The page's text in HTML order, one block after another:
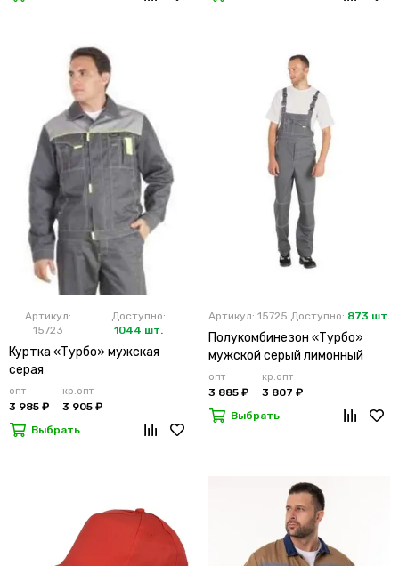
Артикул:
15723
Доступно:
1044 шт.
Куртка «Турбо» мужская
серая
опт
3 985 ₽
кр.опт
3 905 ₽
Выбрать
Артикул: 15725 Доступно: 873 шт.
Полукомбинезон «Турбо»
мужской серый лимонный
опт
3 885 ₽
кр.опт
3 807 ₽
Выбрать